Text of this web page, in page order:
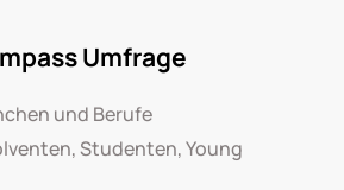
Umfrage
und Berufe
Studenten, Young